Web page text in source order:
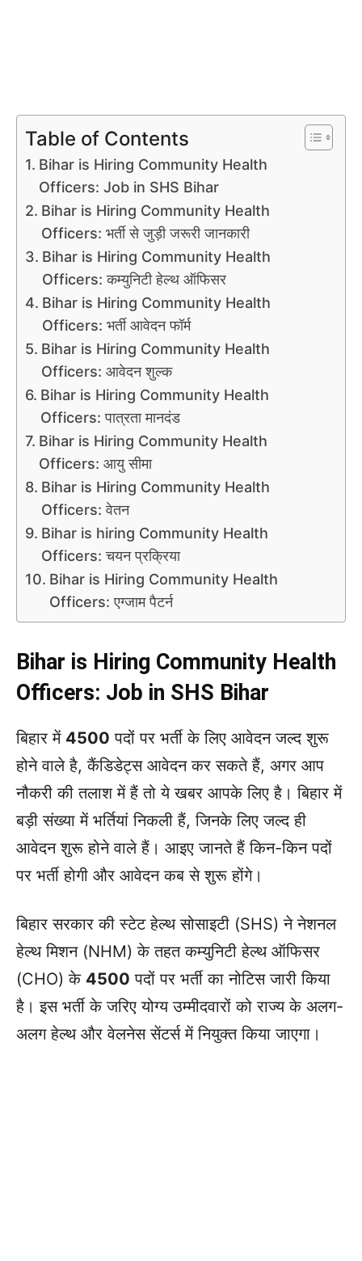
Table of Contents
Bihar is Hiring Community Health
Officers: Job in SHS Bihar
Bihar is Hiring Community Health
Officers: भर्ती से जुड़ी जरूरी जानकारी
Bihar is Hiring Community Health
Officers: कम्युनिटी हेल्थ ऑफिसर
Bihar is Hiring Community Health
Officers: भर्ती आवेदन फॉर्म
Bihar is Hiring Community Health
Officers: आवेदन शुल्क
Bihar is Hiring Community Health
Officers: पात्रता मानदंड
Bihar is Hiring Community Health
Officers: आयु सीमा
Bihar is Hiring Community Health
Officers: वेतन
Bihar is hiring Community Health
Officers: चयन प्रक्रिया
Bihar is Hiring Community Health
Officers: एग्जाम पैटर्न
Bihar is Hiring Community Health
Officers: Job in SHS Bihar
बिहार में 4500 पदों पर भर्ती के लिए आवेदन जल्द शुरू
होने वाले है, कैंडिडेट्स आवेदन कर सकते हैं, अगर आप
नौकरी की तलाश में हैं तो ये खबर आपके लिए है। बिहार में
बड़ी संख्या में भर्तियां निकली हैं, जिनके लिए जल्द ही
आवेदन शुरू होने वाले हैं। आइए जानते हैं किन-किन पदों
पर भर्ती होगी और आवेदन कब से शुरू होंगे।
बिहार सरकार की स्टेट हेल्थ सोसाइटी (SHS) ने नेशनल
हेल्थ मिशन (NHM) के तहत कम्युनिटी हेल्थ ऑफिसर
(CHO) के 4500 पदों पर भर्ती का नोटिस जारी किया
है। इस भर्ती के जरिए योग्य उम्मीदवारों को राज्य के अलग-
अलग हेल्थ और वेलनेस सेंटर्स में नियुक्त किया जाएगा।